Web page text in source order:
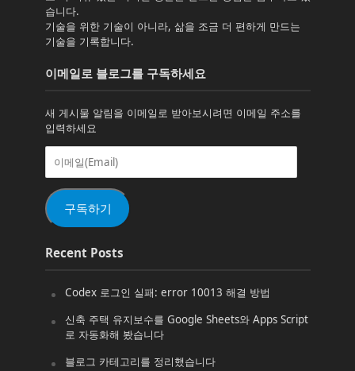
습니다.
기술을 위한 기술이 아니라, 삶을 조금 더 편하게 만드는
기술을 기록합니다.
이메일로 블로그를 구독하세요
새 게시물 알림을 이메일로 받아보시려면 이메일 주소를
입력하세요
이
일
(Email)
구독하기
Recent Posts
Codex 로그인 실패: error 10013 해결 방법
신축 주택 유지보수를 Google Sheets와 Apps Script
로 자동화해 봤습니다
블로그 카테고리를 정리했습니다